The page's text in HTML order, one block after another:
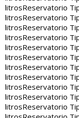
litrosReservatorio
litrosReservatorio
litrosReservatorio
litrosReservatorio
litrosReservatorio
litrosReservatorio
litrosReservatorio
litrosReservatorio
litrosReservatorio
litrosReservatorio
litrosReservatorio